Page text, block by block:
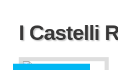
I Castelli